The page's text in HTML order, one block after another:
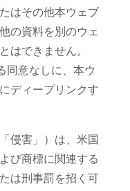
はその他本ウェブ
の資料を別のウェ
はできません。
同意なしに、本ウ
ディープリンクす
侵害」）は、米国
び商標に関連する
は刑事罰を招く可